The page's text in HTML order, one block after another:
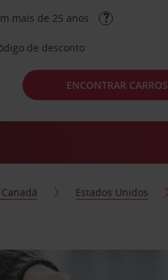
mais de 25 anos
de desconto
ENCONTRAR CARROS
Estados Unidos